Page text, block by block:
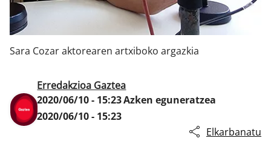
Sara Cozar aktorearen artxiboko argazkia
Erredakzioa Gaztea
2020/06/10 - 15:23Azken eguneratzea
2020/06/10 - 15:23
Elkarbanatu